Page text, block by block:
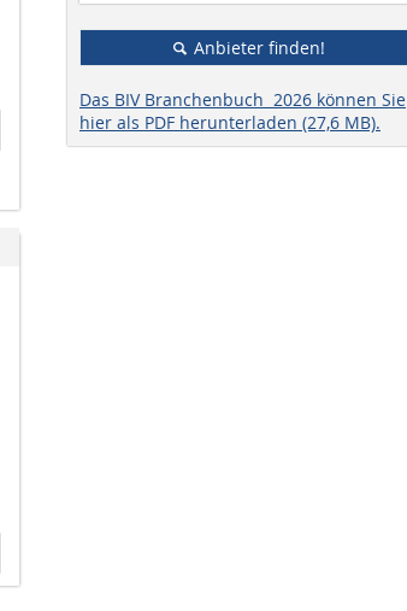
Anbieter finden!
Das BIV Branchenbuch 2026 können Sie
hier als PDF herunterladen (27,6 MB).